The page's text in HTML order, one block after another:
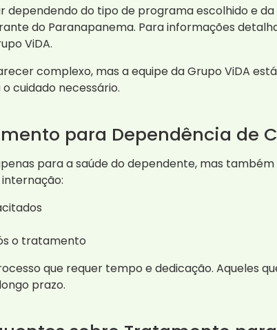
do tipo de programa escolhido e
do Paranapanema. Para informações
ViDA.
complexo, mas a equipe da Grupo ViDA
cuidado necessário.
para Dependência de
para a saúde do dependente, mas
o tratamento
que requer tempo e dedicação. Aqueles
prazo.